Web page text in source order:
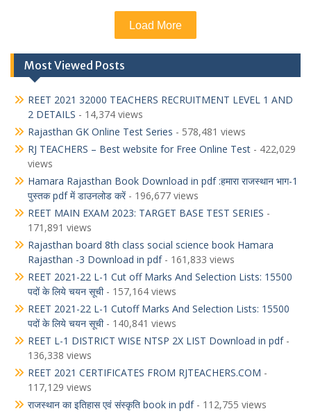
Load More
Most Viewed Posts
REET 2021 32000 TEACHERS RECRUITMENT LEVEL 1 AND
2 DETAILS - 14,374 views
Rajasthan GK Online Test Series - 578,481 views
RJ TEACHERS – Best website for Free Online Test - 422,029
views
Hamara Rajasthan Book Download in pdf :हमारा राजस्थान भाग-1
पुस्तक pdf में डाउनलोड करें- 196,677 views
REET MAIN EXAM 2023: TARGET BASE TEST SERIES -
171,891 views
Rajasthan board 8th class social science book Hamara
Rajasthan -3 Download in pdf- 161,833 views
REET 2021-22 L-1 Cut off Marks And Selection Lists: 15500
पदों के लिये चयन सूची- 157,164 views
REET 2021-22 L-1 Cutoff Marks And Selection Lists: 15500
पदों के लिये चयन सूची- 140,841 views
REET L-1 DISTRICT WISE NTSP 2X LIST Download in pdf-
136,338 views
REET 2021 CERTIFICATES FROM RJTEACHERS.COM -
117,129 views
राजस्थान का इतिहास एवं संस्कृति book in pdf- 112,755 views